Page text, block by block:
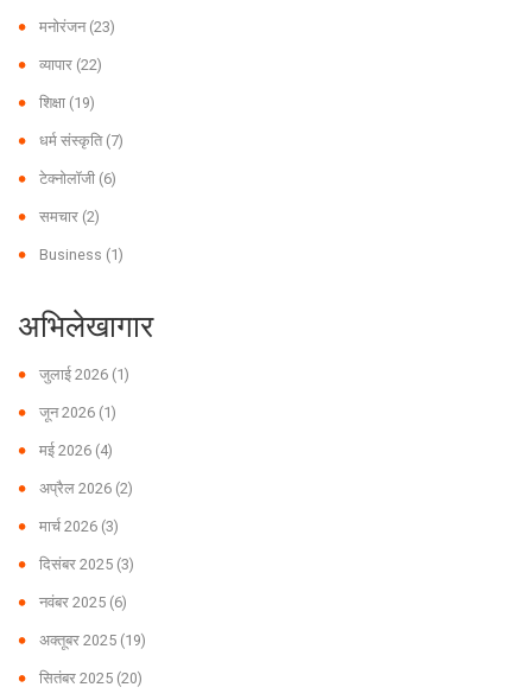
मनोरंजन (23)
व्यापार (22)
शिक्षा (19)
धर्म संस्कृति (7)
टेक्नोलॉजी (6)
समचार (2)
Business (1)
अभिलेखागार
जुलाई 2026 (1)
जून 2026 (1)
मई 2026 (4)
अप्रैल 2026 (2)
मार्च 2026 (3)
दिसंबर 2025 (3)
नवंबर 2025 (6)
अक्तूबर 2025 (19)
सितंबर 2025 (20)